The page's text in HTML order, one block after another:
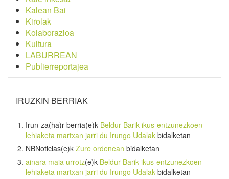
Kalean Bai
Kirolak
Kolaborazioa
Kultura
LABURREAN
Publierreportajea
IRUZKIN BERRIAK
Irun-za(ha)r-berria(e)k Beldur Barik ikus-entzunezkoen
lehiaketa martxan jarri du Irungo Udalak bidalketan
NBNoticias(e)k Zure ordenean bidalketan
ainara maia urrotz(e)k Beldur Barik ikus-entzunezkoen
lehiaketa martxan jarri du Irungo Udalak bidalketan